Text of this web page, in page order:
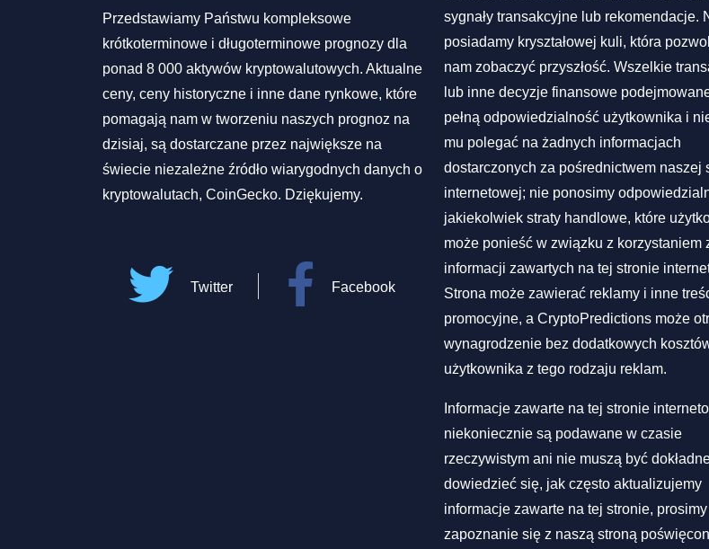
Przedstawiamy Państwu kompleksowe
krótkoterminowe i długoterminowe prognozy dla
ponad 8 000 aktywów kryptowalutowych. Aktualne
ceny, ceny historyczne i inne dane rynkowe, które
pomagają nam w tworzeniu naszych prognoz na
dzisiaj, są dostarczane przez największe na
świecie niezależne źródło wiarygodnych danych o
kryptowalutach, CoinGecko. Dziękujemy.
Twitter Facebook
sygnały transakcyjne lub rekomendacje.
posiadamy kryształowej kuli, która
nam zobaczyć przyszłość. Wszelkie
lub inne decyzje finansowe
pełną odpowiedzialność użytkownika i
mu polegać na żadnych informacjach
dostarczonych za pośrednictwem naszej
internetowej; nie ponosimy
jakiekolwiek straty handlowe, które
może ponieść w związku z korzystaniem
informacji zawartych na tej stronie
Strona może zawierać reklamy i inne
promocyjne, a CryptoPredictions może
wynagrodzenie bez dodatkowych
użytkownika z tego rodzaju reklam.
Informacje zawarte na tej stronie
niekoniecznie są podawane w czasie
rzeczywistym ani nie muszą być
dowiedzieć się, jak często aktualizujemy
informacje zawarte na tej stronie,
zapoznanie się z naszą stroną